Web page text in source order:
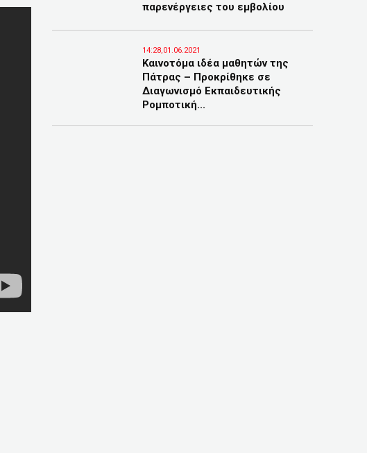
παρενέργειες του εμβολίου
14:28,01.06.2021
Καινοτόμα ιδέα μαθητών της
Πάτρας – Προκρίθηκε σε
Διαγωνισμό Εκπαιδευτικής
Ρομποτική...